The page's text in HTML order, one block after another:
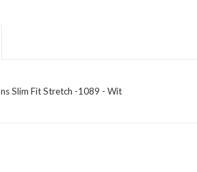
Slim Fit Stretch -1089 - Wit